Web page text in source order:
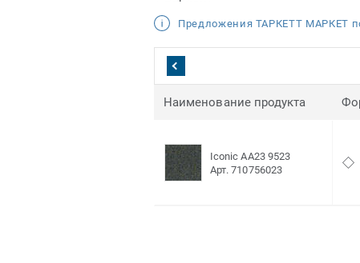
Предложения ТАРКЕТТ МАРКЕТ
Наименование продукта
Iconic AA23 9523
Арт. 710756023